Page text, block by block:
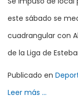
este sábado se
cuadrangular con
de la Liga de
Publicado en
Leer más ...